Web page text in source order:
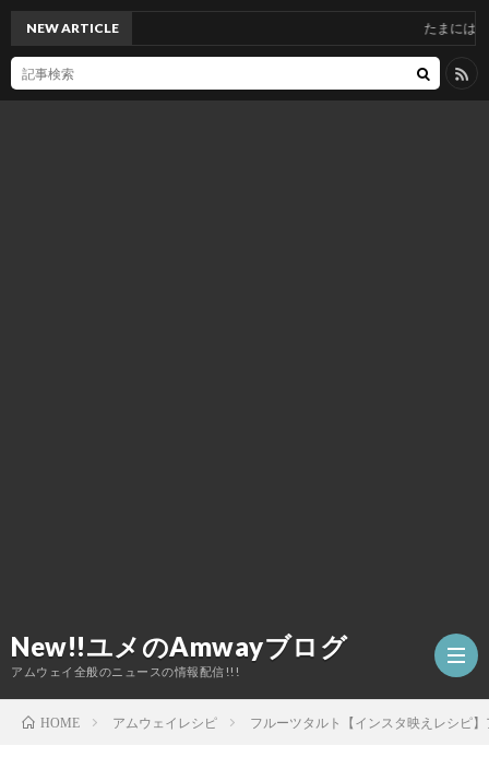
New!!ユメのAmwayブログ
アムウェイ全般のニュースの情報配信!!!
NEW ARTICLE たまには更新しないと
HOME アムウェイレシピ フルーツタルト【インスタ映えレシピ